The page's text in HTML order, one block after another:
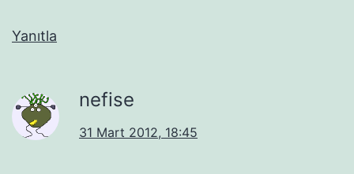
Yanıtla
nefise
31 Mart 2012, 18:45